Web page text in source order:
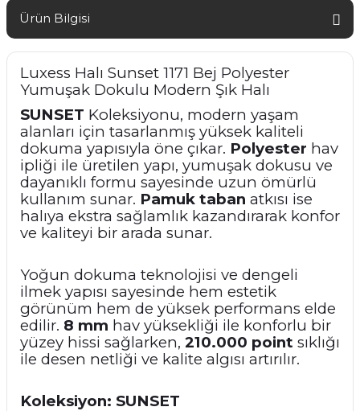
Ürün Bilgisi
Luxess Halı Sunset 1171 Bej Polyester
Yumuşak Dokulu Modern Şık Halı
SUNSET Koleksiyonu, modern yaşam
alanları için tasarlanmış yüksek kaliteli
dokuma yapısıyla öne çıkar. Polyester hav
ipliği ile üretilen yapı, yumuşak dokusu ve
dayanıklı formu sayesinde uzun ömürlü
kullanım sunar. Pamuk taban atkısı ise
halıya ekstra sağlamlık kazandırarak konfor
ve kaliteyi bir arada sunar.
Yoğun dokuma teknolojisi ve dengeli
ilmek yapısı sayesinde hem estetik
görünüm hem de yüksek performans elde
edilir. 8 mm hav yüksekliği ile konforlu bir
yüzey hissi sağlarken, 210.000 point sıklığı
ile desen netliği ve kalite algısı artırılır.
Koleksiyon: SUNSET